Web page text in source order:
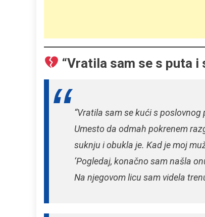
“Vratila sam se s puta i
“Vratila sam se kući s
Umesto da odmah pokrenem
suknju i obukla je. Kad je moj
‘Pogledaj, konačno sam našla
Na njegovom licu sam videla